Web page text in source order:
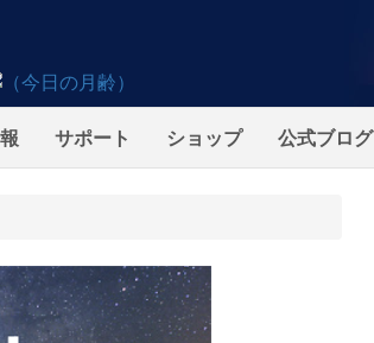
サポート ショップ 公式ブログ